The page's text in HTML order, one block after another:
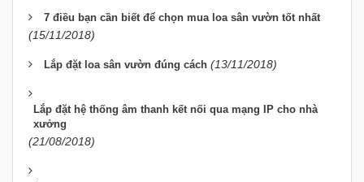
7 điều bạn cần biết để chọn mua loa sân vườn tốt nhất
(15/11/2018)
Lắp đặt loa sân vườn đúng cách (13/11/2018)
Lắp đặt hệ thống âm thanh kết nối qua mạng IP cho nhà
xưởng
(21/08/2018)